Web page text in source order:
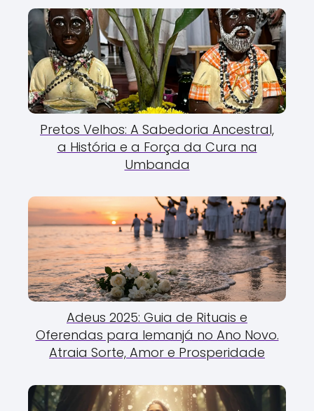
Pretos Velhos: A Sabedoria Ancestral,
a História e a Força da Cura na
Umbanda
Adeus 2025: Guia de Rituais e
Oferendas para Iemanjá no Ano Novo.
Atraia Sorte, Amor e Prosperidade